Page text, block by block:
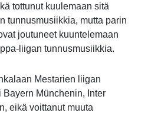
tottunut kuulemaan sitä
tunnusmusiikkia, mutta parin
joutuneet kuuntelemaan
liigan tunnusmusiikkia.
Mestarien liigan
Bayern Münchenin, Inter
eikä voittanut muuta